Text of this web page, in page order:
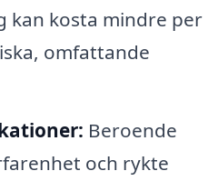
kan kosta mindre per
omfattande
Beroende
och rykte